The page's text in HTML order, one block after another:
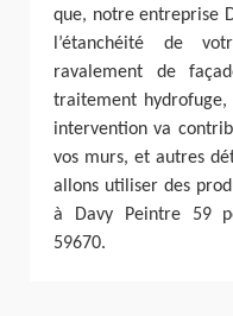
que, notre entreprise
l’étanchéité de
ravalement de
traitement
intervention va
vos murs, et autres
allons utiliser des
à Davy Peintre 59
59670.